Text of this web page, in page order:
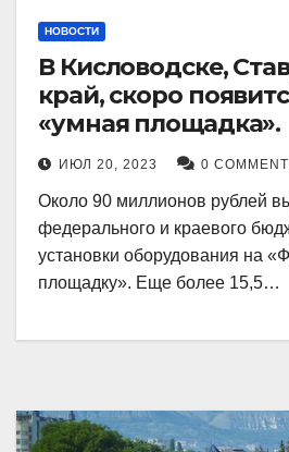
НОВОСТИ
В Кисловодске,
край, скоро
«умная площадка».
ИЮЛ 20, 2023 0
Около 90 миллионов рублей
федерального и краевого
установки оборудования на
площадку». Еще более 15,5…